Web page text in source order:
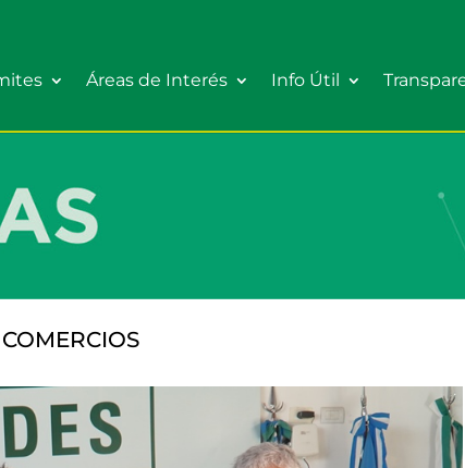
Áreas de Interés Info Útil